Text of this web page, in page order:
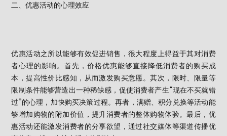
二、优惠活动的心理效应
优惠活动之所以能够有效促进销售，很大程度上得益于其对消费
者心理的影响。首先，价格优惠能够直接降低消费者的购买成
本，提高性价比感知，从而激发购买意愿。其次，限时、限量等
限制条件能够营造出一种稀缺感，促使消费者产生“现在不买就错
过”的心理，加快购买决策过程。再者，满赠、积分兑换等活动能
够增加购物的附加价值，提升消费者的整体购物体验。最后，优
惠活动还能激发消费者的分享欲望，通过社交媒体等渠道传播优